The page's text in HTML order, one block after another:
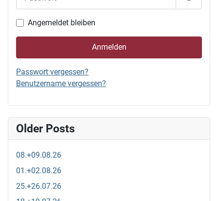
Angemeldet bleiben
Anmelden
Passwort vergessen?
Benutzername vergessen?
Older Posts
08.+09.08.26
01.+02.08.26
25.+26.07.26